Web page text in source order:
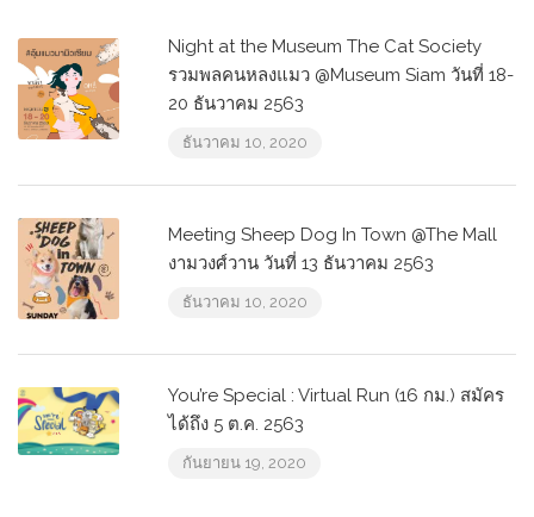
Night at the Museum The Cat Society
รวมพลคนหลงแมว @Museum Siam วันที่ 18-
20 ธันวาคม 2563
ธันวาคม 10, 2020
Meeting Sheep Dog In Town @The Mall
งามวงศ์วาน วันที่ 13 ธันวาคม 2563
ธันวาคม 10, 2020
You’re Special : Virtual Run (16 กม.) สมัคร
ได้ถึง 5 ต.ค. 2563
กันยายน 19, 2020